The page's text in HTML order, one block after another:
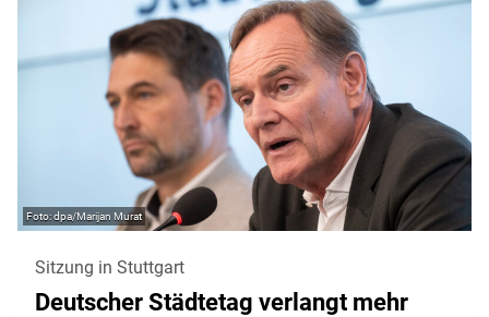
dpa/Marijan Murat
Sitzung in Stuttgart
Deutscher Städtetag verlangt mehr